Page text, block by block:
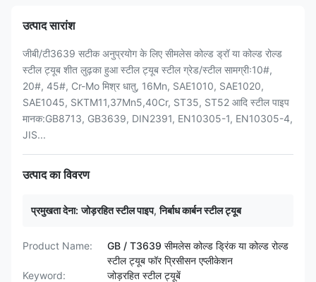
उत्पाद सारांश
जीबी/टी3639 सटीक अनुप्रयोग के लिए सीमलेस कोल्ड ड्रॉ या कोल्ड रोल्ड
स्टील ट्यूब शीत लुढ़का हुआ स्टील ट्यूब स्टील ग्रेड/स्टील सामग्रीः10#,
20#, 45#, Cr-Mo मिश्र धातु, 16Mn, SAE1010, SAE1020,
SAE1045, SKTM11,37Mn5,40Cr, ST35, ST52 आदि स्टील पाइप
मानक:GB8713, GB3639, DIN2391, EN10305-1, EN10305-4,
JIS...
उत्पाद का विवरण
प्रमुखता देना: जोड़रहित स्टील पाइप,निर्बाध कार्बन स्टील ट्यूब
Product Name:
GB / T3639 सीमलेस कोल्ड ड्रिंक या कोल्ड रोल्ड
स्टील ट्यूब फॉर प्रिसीसन एप्लीकेशन
Keyword:
जोड़रहित स्टील ट्यूबें